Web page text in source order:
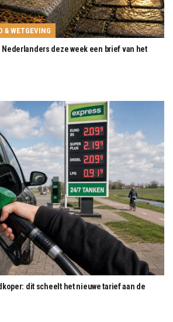
& WETGEVING
deze week een brief van het
dit scheelt het nieuwe tarief aan de